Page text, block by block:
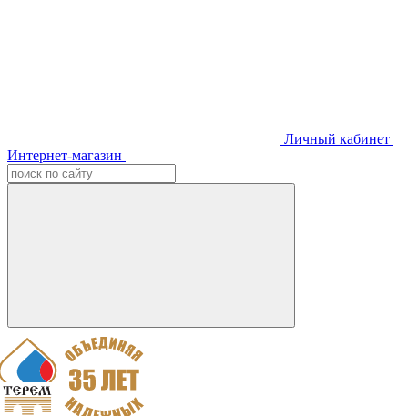
Личный кабинет
Интернет-магазин